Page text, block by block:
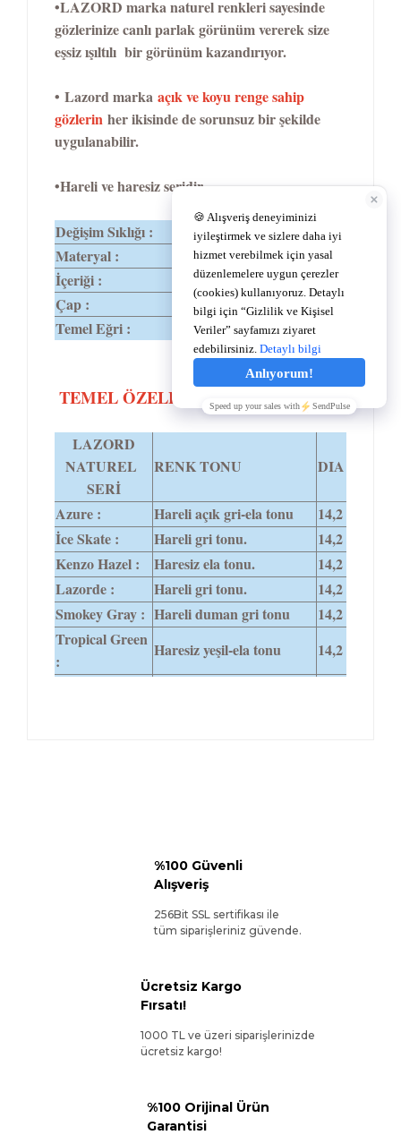
•LAZORD marka naturel renkleri sayesinde
gözlerinize canlı parlak görünüm vererek size
eşsiz ışıltılı bir görünüm kazandırıyor.
• Lazord marka açık ve koyu renge sahip
gözlerin her ikisinde de sorunsuz bir şekilde
uygulanabilir.
•Hareli ve haresiz seridir.
Değişim Sıklığı :
1 Yıl
Materyal :
%58 Polyhema
İçeriği :
%42 Su
Çap :
14,2
Temel Eğri :
8,6
TEMEL ÖZELLİKLER
LAZORD
NATUREL
SERİ
RENK TONU DIA
Azure : Hareli açık gri-ela tonu
14,2
İce Skate :
Hareli gri tonu.
14,2
Kenzo Hazel :
Haresiz ela tonu.
14,2
Lazorde :
Hareli gri tonu.
14,2
Smokey Gray : Hareli duman gri tonu
14,2
Tropical Green
:
Haresiz yeşil-ela tonu 14,2
%100 Güvenli
Alışveriş
256Bit SSL sertifikası ile
tüm siparişleriniz güvende.
Ücretsiz Kargo
Fırsatı!
1000 TL ve üzeri siparişlerinizde
ücretsiz kargo!
%100 Orijinal Ürün
Garantisi